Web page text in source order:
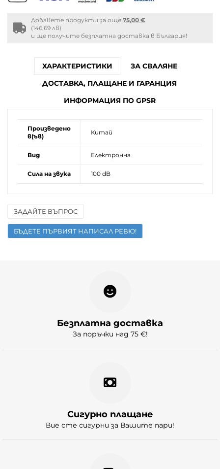
Free
shipping
Добавете продукти за още 75,00 €
(146,69 лв)
и ще получите безплатна доставка в България!
ХАРАКТЕРИСТИКИ
ЗА СВАЛЯНЕ
ДОСТАВКА, ПЛАЩАНЕ И ГАРАНЦИЯ
ИНФОРМАЦИЯ ПО GPSR
Произведено
в(ъв)
Китай
Вид Електронна
Сила на звука 100 dB
ЗАДАЙТЕ ВЪПРОС
ИмеБЪДЕТЕ ПЪРВИЯТ НАПИСАЛ РЕВЮ!
Безплатна доставка
За поръчки над 75 €!
Сигурно плащане
Вие сте сигурни за Вашите пари!